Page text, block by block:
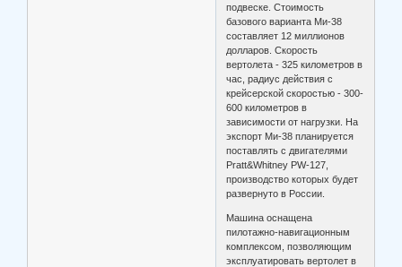
подвеске. Стоимость
базового варианта Ми-38
составляет 12 миллионов
долларов. Скорость
вертолета - 325 километров в
час, радиус действия с
крейсерской скоростью - 300-
600 километров в
зависимости от нагрузки. На
экспорт Ми-38 планируется
поставлять с двигателями
Pratt&Whitney PW-127,
производство которых будет
развернуто в России.
Машина оснащена
пилотажно-навигационным
комплексом, позволяющим
эксплуатировать вертолет в